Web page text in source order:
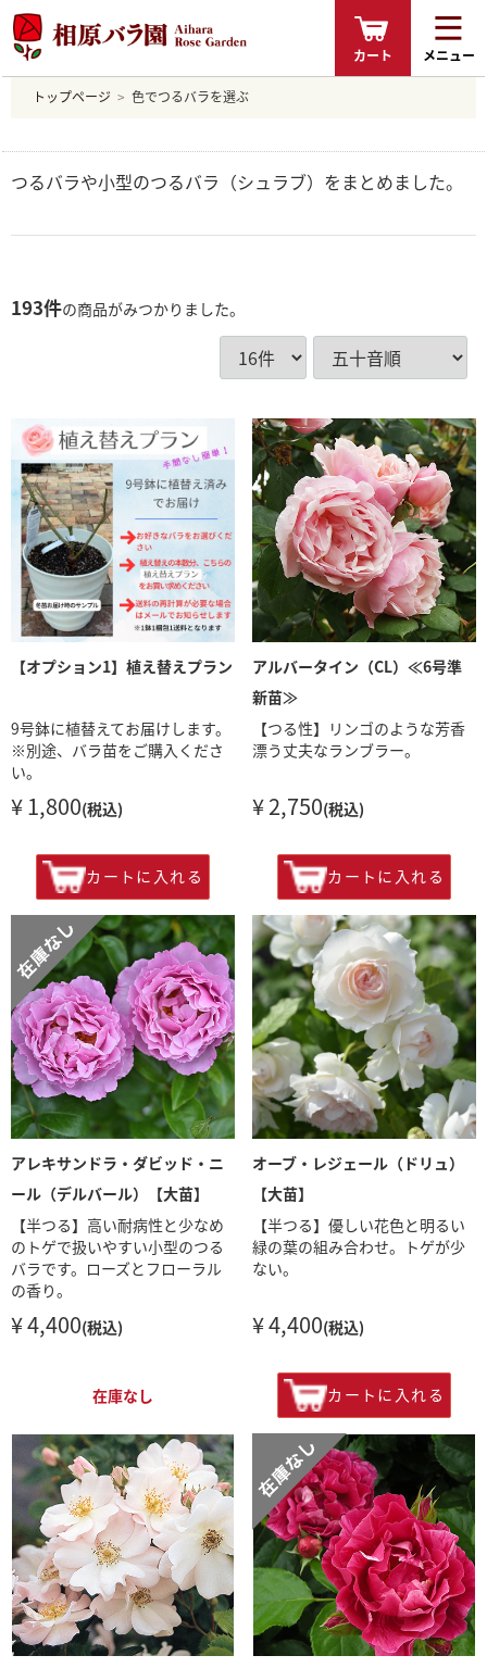
カート メニュー
トップページ 色でつるバラを選ぶ
つるバラや小型のつるバラ（シュラブ）をまとめました。
193件の商品がみつかりました。
【オプション1】植え替えプラン
9号鉢に植替えてお届けします。
※別途、バラ苗をご購入くださ
い。
¥ 1,800(税込)
カートに入れる
アルバータイン（CL）≪6号準
新苗≫
【つる性】リンゴのような芳香
漂う丈夫なランブラー。
¥ 2,750(税込)
カートに入れる
アレキサンドラ・ダビッド・ニ
ール（デルバール）【大苗】
【半つる】高い耐病性と少なめ
のトゲで扱いやすい小型のつる
バラです。ローズとフローラル
の香り。
¥ 4,400(税込)
在庫なし
オーブ・レジェール（ドリュ）
【大苗】
【半つる】優しい花色と明るい
緑の葉の組み合わせ。トゲが少
ない。
¥ 4,400(税込)
カートに入れる